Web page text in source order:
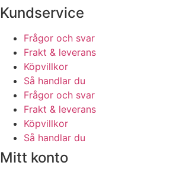
Kundservice
Frågor och svar
Frakt & leverans
Köpvillkor
Så handlar du
Frågor och svar
Frakt & leverans
Köpvillkor
Så handlar du
Mitt konto